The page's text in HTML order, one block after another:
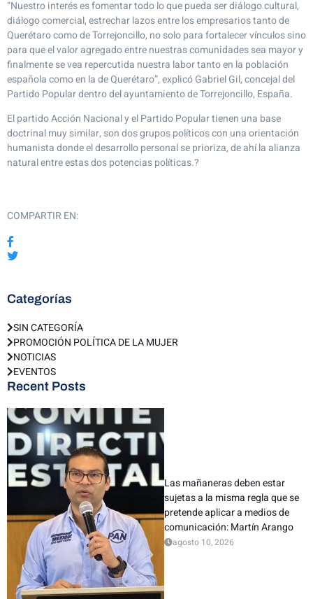
“Nuestro interés es fomentar todo lo que pueda ser diálogo cultural,
diálogo comercial, estrechar lazos entre los empresarios tanto de
Querétaro como de Torrejoncillo, no solo para fortalecer vínculos sino
para que el valor agregado entre nuestras comunidades sea mayor y
finalmente se vea repercutida nuestra labor tanto en la población
española como en la de Querétaro”, explicó Gabriel Gil, concejal del
Partido Popular dentro del ayuntamiento de Torrejoncillo, España.
El partido Acción Nacional y el Partido Popular tienen una base
doctrinal muy similar, son dos grupos políticos con una orientación
humanista donde el desarrollo personal se prioriza, de ahí la alianza
natural entre estas dos potencias políticas.?
COMPARTIR EN:
Categorías
SIN CATEGORÍA
PROMOCIÓN POLÍTICA DE LA MUJER
NOTICIAS
EVENTOS
Recent Posts
Las mañaneras deben estar
sujetas a la misma regla que se
pretende aplicar a medios de
comunicación: Martín Arango
agosto 10, 2026